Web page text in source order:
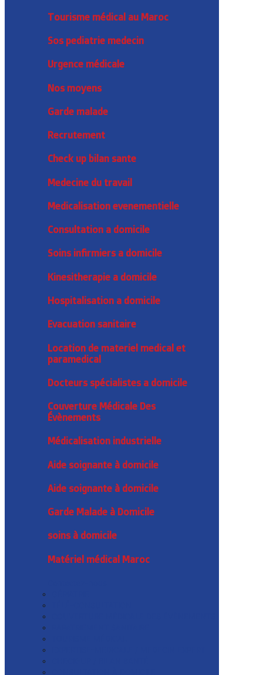
Tourisme médical au Maroc
Sos pediatrie medecin
Urgence médicale
Nos moyens
Garde malade
Recrutement
Check up bilan sante
Medecine du travail
Medicalisation evenementielle
Consultation a domicile
Soins infirmiers a domicile
Kinesitherapie a domicile
Hospitalisation a domicile
Evacuation sanitaire
Location de materiel medical et
paramedical
Docteurs spécialistes a domicile
Couverture Médicale Des
Évènements
Médicalisation industrielle
Aide soignante à domicile
Aide soignante à domicile
Garde Malade à Domicile
soins à domicile
Matériel médical Maroc